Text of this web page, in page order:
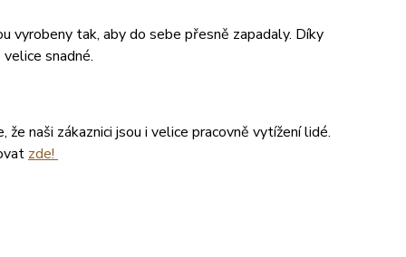
vyrobeny tak, aby do sebe přesně zapadaly. Díky
snadné.
naši zákaznici jsou i velice pracovně vytížení lidé.
zde!